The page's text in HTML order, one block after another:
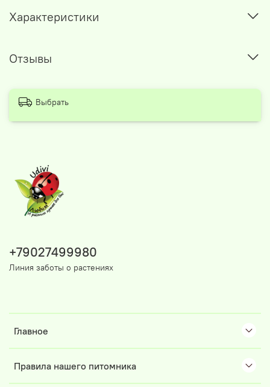
Характеристики
Отзывы
Выбрать
Главное
Правила нашего питомника
+79027499980
Линия заботы о растениях